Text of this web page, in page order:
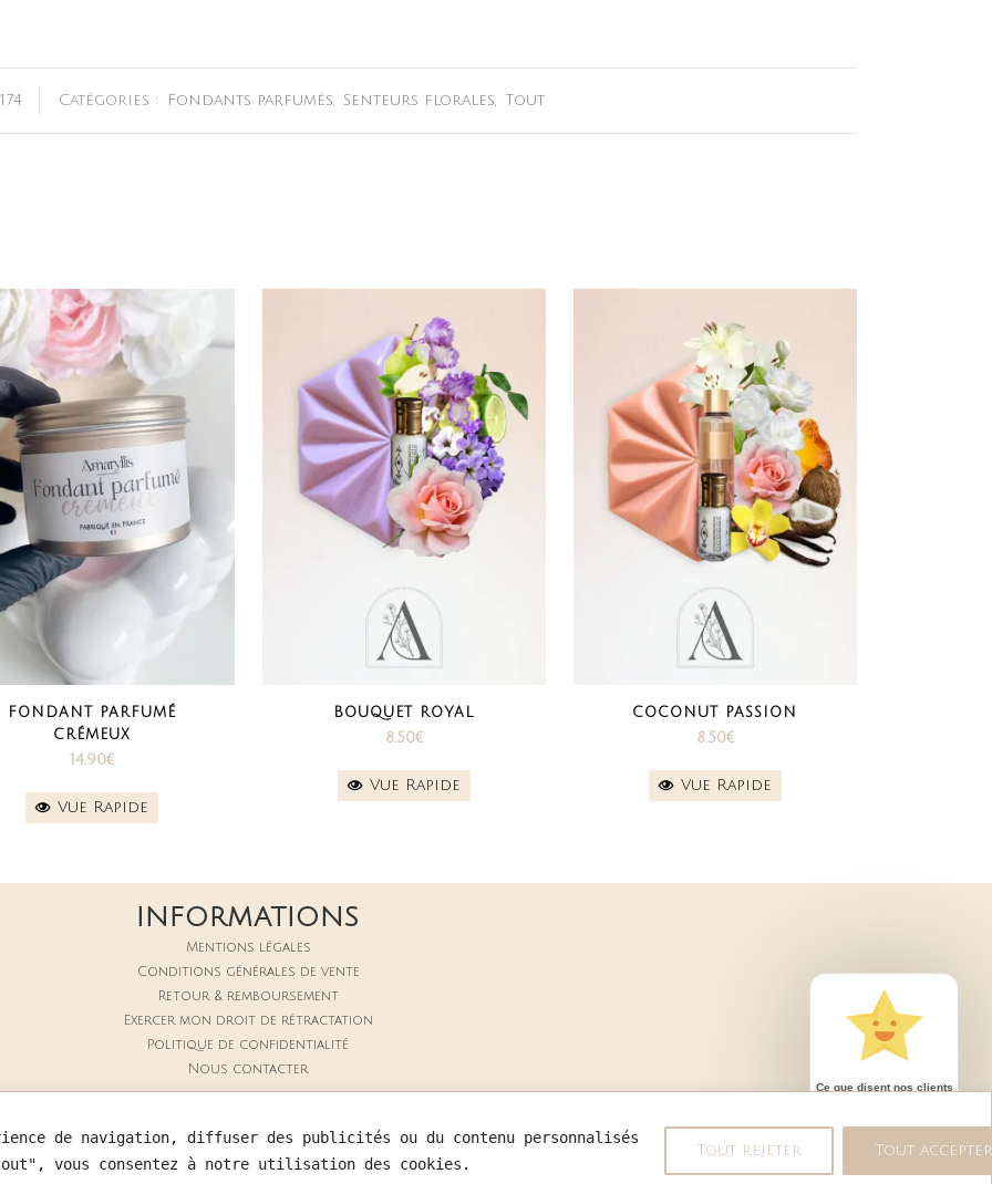
de navigation, diffuser des publicités ou du contenu personnalisés
vous consentez à notre utilisation des cookies.
Tout rejeter Tout accepter
174 Catégories : Fondants parfumés Senteurs florales Tout
FONDANT PARFUMÉ
CRÉMEUX
14.90€
Vue Rapide
BOUQUET ROYAL
8.50€
Vue Rapide
COCONUT PASSION
8.50€
Vue Rapide
INFORMATIONS
Mentions légales
Conditions générales de vente
Retour & remboursement
Exercer mon droit de rétractation
Politique de confidentialité
Nous contacter
Ce que disent nos clients
689 avis